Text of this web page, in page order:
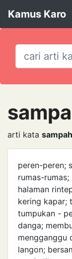
Kamus Karo
arti kata sampah
peren-peren;
rumas-
halaman
kering kapar;
tumpukan -
danga;
mengganggu
langon;